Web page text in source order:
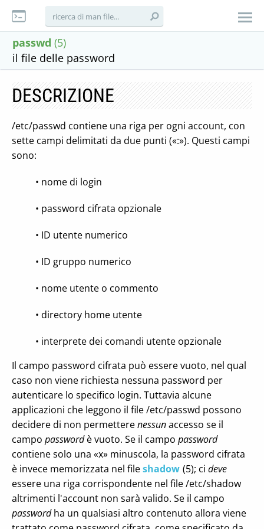
passwd (5)
il file delle password
DESCRIZIONE
/etc/passwd contiene una riga per ogni account, con
sette campi delimitati da due punti («:»). Questi campi
sono:
• nome di login
• password cifrata opzionale
• ID utente numerico
• ID gruppo numerico
• nome utente o commento
• directory home utente
• interprete dei comandi utente opzionale
Il campo password cifrata può essere vuoto, nel qual
caso non viene richiesta nessuna password per
autenticare lo specifico login. Tuttavia alcune
applicazioni che leggono il file /etc/passwd possono
decidere di non permetterenessunaccesso se il
campo passwordè vuoto. Se il campo password
contiene solo una «x» minuscola, la password cifrata
è invece memorizzata nel fileshadow (5); ci deve
essere una riga corrispondente nel file /etc/shadow
altrimenti l'account non sarà valido. Se il campo
passwordha un qualsiasi altro contenuto allora viene